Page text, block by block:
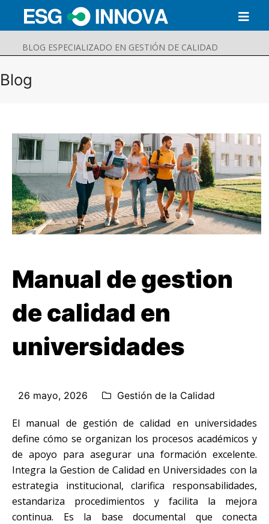
BLOG ESPECIALIZADO EN GESTIÓN DE CALIDAD
Buscar Enviar
Blog
Manual de gestion
de calidad en
universidades
26 mayo, 2026 Gestión de la Calidad
El manual de gestión de calidad en universidades
define cómo se organizan los procesos académicos y
de apoyo para asegurar una formación excelente.
Integra la Gestion de Calidad en Universidades con la
estrategia institucional, clarifica responsabilidades,
estandariza procedimientos y facilita la mejora
continua. Es la base documental que conecta